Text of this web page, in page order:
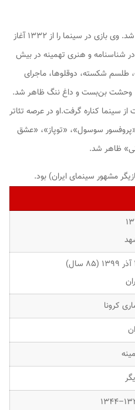
او در سال ۱۳۱۴ در شهر مشهد متولد شد. وی بازی در سینما را از ۱۳۳۲ آغاز
۱۳۴۰ با نام خود در شناسنامه و هنری تهمینه در بیش
، طلسم شکسته، دوقلوها، ماجرای
وحشتبن‌بستو داغ ننگ ظاهر شد.
در اوج موفقیت از سینما کناره گرفت.او در عرصه تئاتر
سوسول»، «توپاز»، «عشق
ظاهر شد.
مشهور سینمای ایران) بود.
کرونا